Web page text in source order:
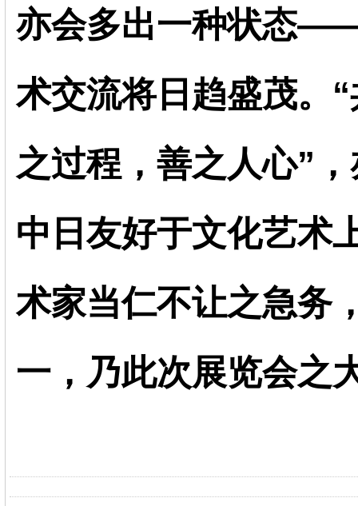
亦会多出一种状态
术交流将日趋盛茂。
之过程，善之人心”
中日友好于文化艺术
术家当仁不让之急务
一，乃此次展览会之